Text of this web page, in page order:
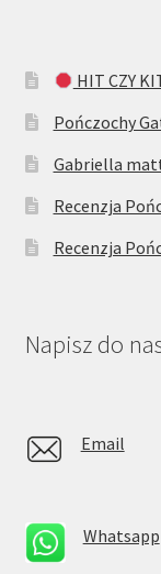
HIT CZY
Pończochy
Gabriella
Recenzja
Recenzja
Napisz do
Email
Whatsapp